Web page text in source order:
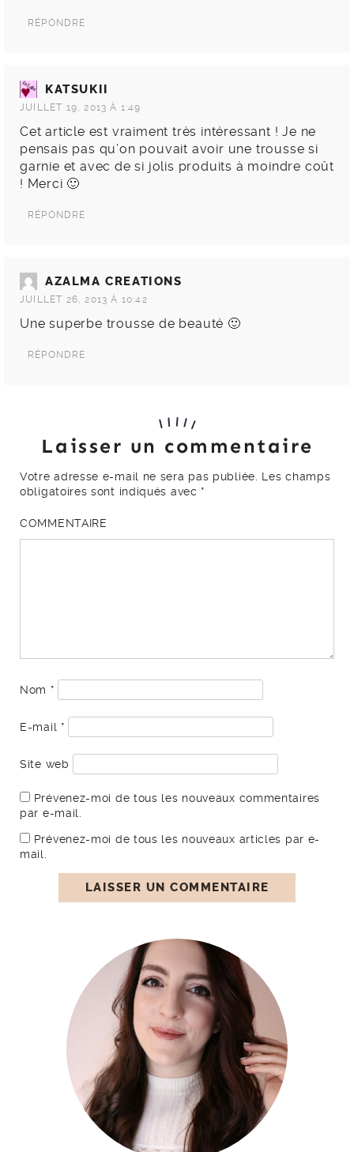
RÉPONDRE
KATSUKII
JUILLET 19, 2013 À 1:49
Cet article est vraiment très intéressant ! Je ne
pensais pas qu’on pouvait avoir une trousse si
garnie et avec de si jolis produits à moindre coût
! Merci 🙂
RÉPONDRE
AZALMA CREATIONS
JUILLET 26, 2013 À 10:42
Une superbe trousse de beauté 🙂
RÉPONDRE
Laisser un commentaire
Votre adresse e-mail ne sera pas publiée.
Les champs
obligatoires sont indiqués avec *
COMMENTAIRE
Nom *
E-mail *
Site web
Prévenez-moi de tous les nouveaux commentaires
par e-mail.
Prévenez-moi de tous les nouveaux articles par e-
mail.